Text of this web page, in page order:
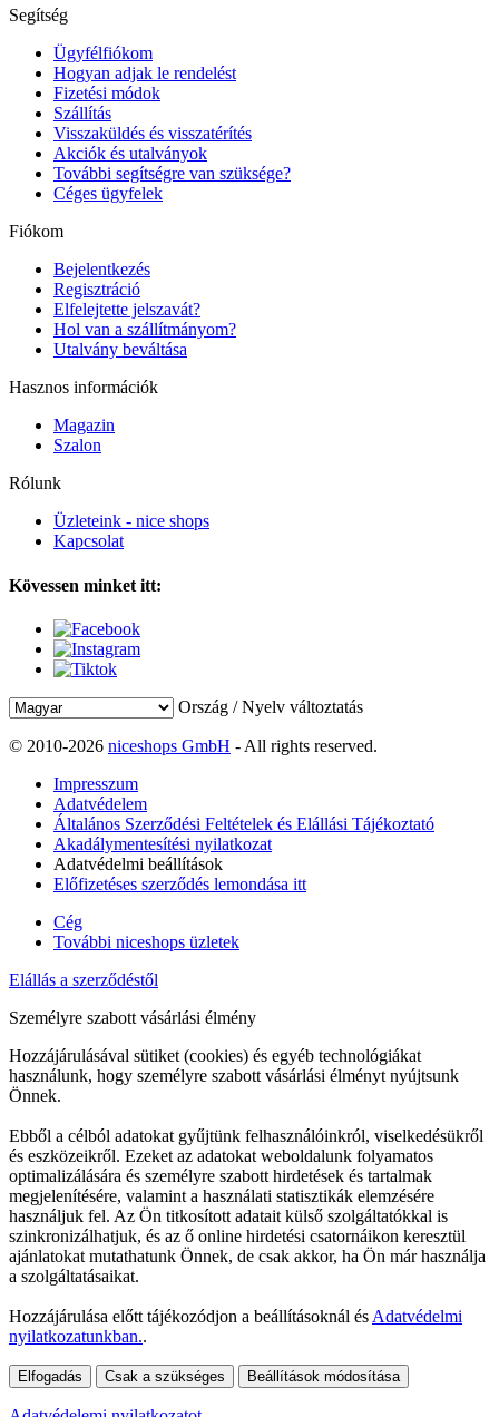
Segítség
Ügyfélfiókom
Hogyan adjak le rendelést
Fizetési módok
Szállítás
Visszaküldés és visszatérítés
Akciók és utalványok
További segítségre van szüksége?
Céges ügyfelek
Fiókom
Bejelentkezés
Regisztráció
Elfelejtette jelszavát?
Hol van a szállítmányom?
Utalvány beváltása
Hasznos információk
Magazin
Szalon
Rólunk
Üzleteink - nice shops
Kapcsolat
Kövessen minket itt:
Ország / Nyelv változtatás
© 2010-2026 niceshops GmbH - All rights reserved.
Impresszum
Adatvédelem
Általános Szerződési Feltételek és Elállási Tájékoztató
Akadálymentesítési nyilatkozat
Adatvédelmi beállítások
Előfizetéses szerződés lemondása itt
Cég
További niceshops üzletek
Elállás a szerződéstől
Személyre szabott vásárlási élmény
Hozzájárulásával sütiket (cookies) és egyéb technológiákat
használunk, hogy személyre szabott vásárlási élményt nyújtsunk
Önnek.
Ebből a célból adatokat gyűjtünk felhasználóinkról, viselkedésükről
és eszközeikről. Ezeket az adatokat weboldalunk folyamatos
optimalizálására és személyre szabott hirdetések és tartalmak
megjelenítésére, valamint a használati statisztikák elemzésére
használjuk fel. Az Ön titkosított adatait külső szolgáltatókkal is
szinkronizálhatjuk, és az ő online hirdetési csatornáikon keresztül
ajánlatokat mutathatunk Önnek, de csak akkor, ha Ön már használja
a szolgáltatásaikat.
Hozzájárulása előtt tájékozódjon a beállításoknál és Adatvédelmi
nyilatkozatunkban..
Elfogadás Csak a szükséges Beállítások módosítása